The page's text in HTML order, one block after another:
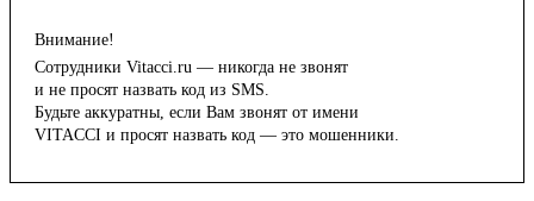
Внимание!
Сотрудники Vitacci.ru — никогда не звонят
и не просят назвать код из SMS.
Будьте аккуратны, если Вам звонят от имени
VITACCI и просят назвать код — это мошенники.